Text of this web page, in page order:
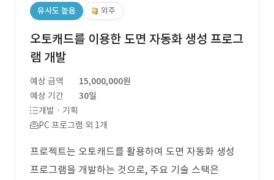
유사도 높음 외주
오토캐드를 이용한 도면 자동화 생성 프로그
램 개발
예상 금액
15,000,000원
예상 기간
30일
개발 · 기획
PC 프로그램 외 1개
프로젝트는 오토캐드를 활용하여 도면 자동화 생성
프로그램을 개발하는 것으로, 주요 기술 스택은